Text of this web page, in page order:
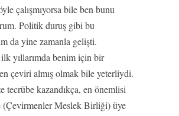
çalışmıyorsa bile ben bunu
Politik duruş gibi bu
da yine zamanla gelişti.
yıllarımda benim için bir
çeviri almış olmak bile yeterliydi.
tecrübe kazandıkça, en önemlisi
Meslek Birliği) üye